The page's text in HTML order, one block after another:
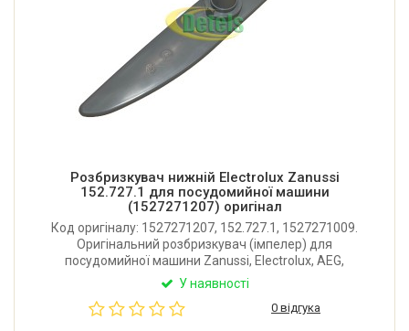
Розбризкувач нижній Electrolux Zanussi
152.727.1 для посудомийної машини
(1527271207) оригінал
Код оригіналу: 1527271207, 152.727.1, 1527271009.
Оригінальний розбризкувач (імпелер) для
посудомийної машини Zanussi, Electrolux, AEG,
Privileg. Довжина: 340 мм. Виробник: Італія.
У наявності
0 відгука